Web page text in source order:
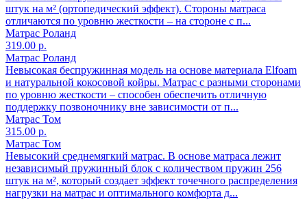
штук на м² (ортопедический эффект). Стороны матраса
отличаются по уровню жесткости – на стороне с п...
Матрас Роланд
319.00 р.
Матрас Роланд
Невысокая беспружинная модель на основе материала Elfoam
и натуральной кокосовой койры. Матрас с разными сторонами
по уровню жесткости – способен обеспечить отличную
поддержку позвоночнику вне зависимости от п...
Матрас Том
315.00 р.
Матрас Том
Невысокий среднемягкий матрас. В основе матраса лежит
независимый пружинный блок с количеством пружин 256
штук на м², который создает эффект точечного распределения
нагрузки на матрас и оптимального комфорта д...